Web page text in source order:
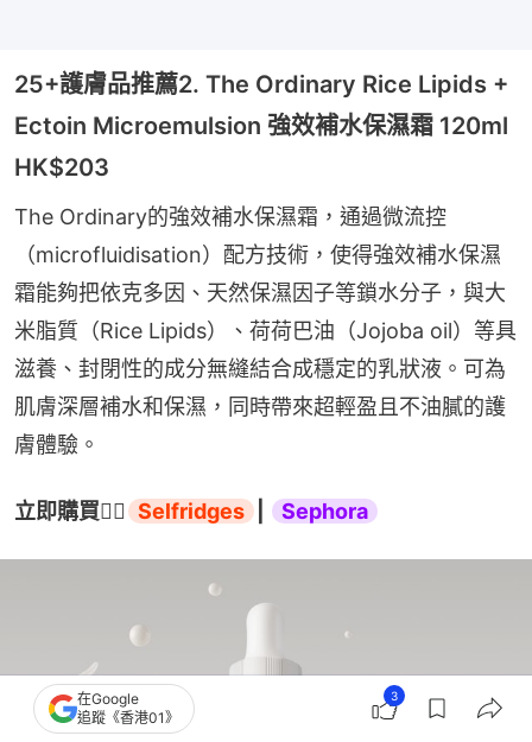
25+護膚品推薦2. The Ordinary Rice Lipids +
Ectoin Microemulsion 強效補水保濕霜 120ml
HK$203
The Ordinary的強效補水保濕霜，通過微流控
（microfluidisation）配方技術，使得強效補水保濕
霜能夠把依克多因、天然保濕因子等鎖水分子，與大
米脂質（Rice Lipids）、荷荷巴油（Jojoba oil）等具
滋養、封閉性的成分無縫結合成穩定的乳狀液。可為
肌膚深層補水和保濕，同時帶來超輕盈且不油膩的護
膚體驗。
立即購買👉🏻 Selfridges Sephora
在Google
追蹤《香港01》
3